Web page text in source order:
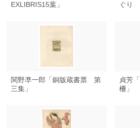
EXLIBRIS15葉」
ぐり
関野凖一郎「銅版蔵書票 第
三集」
貞芳
柵」